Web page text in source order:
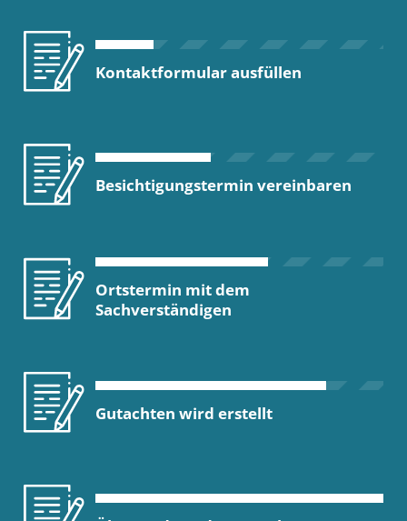
Kontaktformular ausfüllen
Besichtigungstermin vereinbaren
Ortstermin mit dem
Sachverständigen
Gutachten wird erstellt